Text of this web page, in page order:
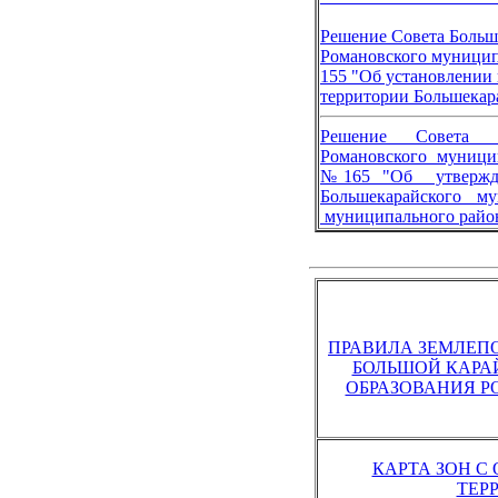
Решение Совета
Романовского
155 "Об
территории
Решение Совета
Романовского
№165 "Об
муниципального
ПРАВИЛА
БОЛЬШОЙ
ОБРАЗОВАНИЯ
КАРТА ЗОН